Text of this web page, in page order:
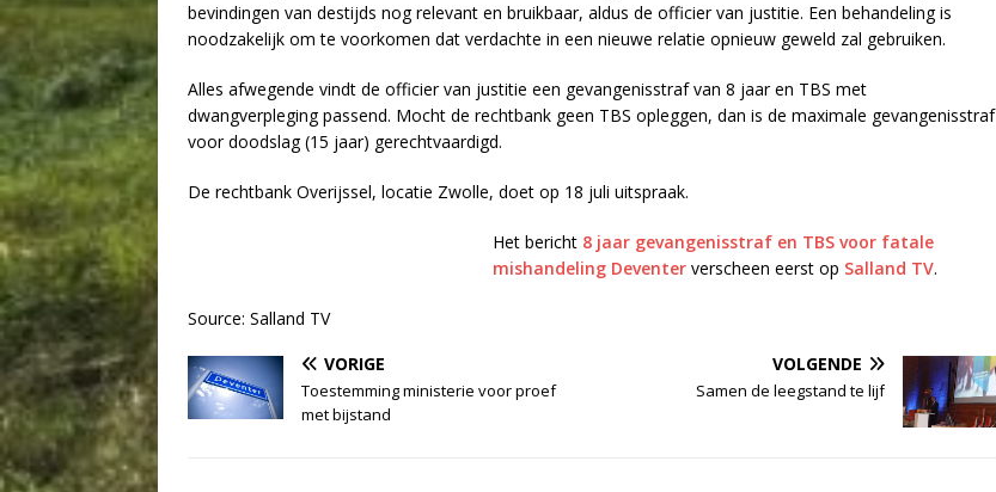
bevindingen van destijds nog relevant en bruikbaar, aldus de officier van justitie. Een behandeling is
noodzakelijk om te voorkomen dat verdachte in een nieuwe relatie opnieuw geweld zal gebruiken.
Alles afwegende vindt de officier van justitie een gevangenisstraf van 8 jaar en TBS met
dwangverpleging passend. Mocht de rechtbank geen TBS opleggen, dan is de maximale gevangenisstraf
voor doodslag (15 jaar) gerechtvaardigd.
De rechtbank Overijssel, locatie Zwolle, doet op 18 juli uitspraak.
Het bericht 8 jaar gevangenisstraf en TBS voor fatale
mishandeling Deventer verscheen eerst op Salland TV.
Source: Salland TV
VORIGE
Toestemming ministerie voor proef
met bijstand
VOLGENDE
Samen de leegstand te lijf